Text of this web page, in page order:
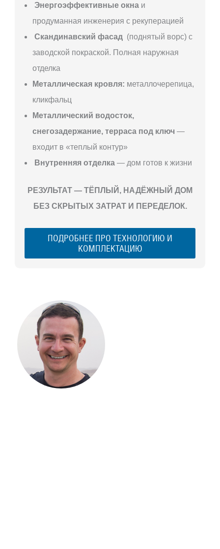
Энергоэффективные окна и
продуманная инженерия с рекуперацией
Скандинавский фасад (поднятый ворс) с
заводской покраской. Полная наружная
отделка
Металлическая кровля: металлочерепица,
кликфальц
Металлический водосток,
снегозадержание, терраса под ключ —
входит в «теплый контур»
Внутренняя отделка — дом готов к жизни
РЕЗУЛЬТАТ — ТЁПЛЫЙ, НАДЁЖНЫЙ ДОМ
БЕЗ СКРЫТЫХ ЗАТРАТ И ПЕРЕДЕЛОК.
ПОДРОБНЕЕ ПРО ТЕХНОЛОГИЮ И
КОМПЛЕКТАЦИЮ